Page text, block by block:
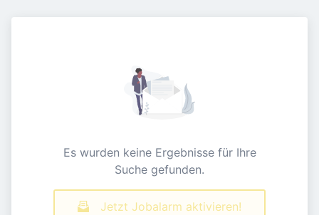
Es wurden keine Ergebnisse für Ihre
Suche gefunden.
Jetzt Jobalarm aktivieren!